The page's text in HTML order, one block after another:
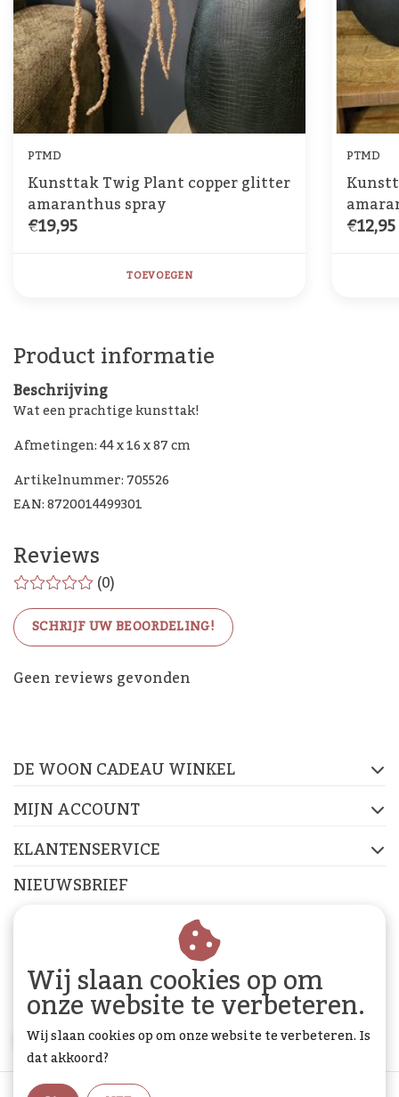
PTMD
Kunsttak Twig Plant copper glitter
amaranthus spray
€19,95
TOEVOEGEN
PTMD
€12,95
Product informatie
Beschrijving
Wat een prachtige kunsttak!
Afmetingen: 44 x 16 x 87 cm
Artikelnummer: 705526
EAN: 8720014499301
Reviews
(0)
SCHRIJF UW BEOORDELING!
Geen reviews gevonden
De Woon Cadeau Winkel
DE WOON CADEAU WINKEL
MIJN ACCOUNT
KLANTENSERVICE
NIEUWSBRIEF
Abonneer je op onze nieuwsbrief om op de hoogte te
ABONNEER
Wij slaan cookies op om
onze website te verbeteren.
Wij slaan cookies op om onze website te verbeteren. Is
dat akkoord?